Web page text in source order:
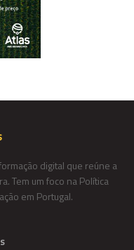
digital que reúne a
Tem um foco na Política
em Portugal.